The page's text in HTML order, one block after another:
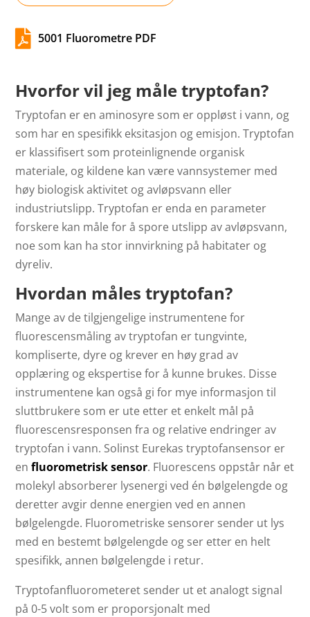
 5001 Fluorometre PDF
Hvorfor vil jeg måle tryptofan?
Tryptofan er en aminosyre som er oppløst i vann, og
som har en spesifikk eksitasjon og emisjon. Tryptofan
er klassifisert som proteinlignende organisk
materiale, og kildene kan være vannsystemer med
høy biologisk aktivitet og avløpsvann eller
industriutslipp. Tryptofan er enda en parameter
forskere kan måle for å spore utslipp av avløpsvann,
noe som kan ha stor innvirkning på habitater og
dyreliv.
Hvordan måles tryptofan?
Mange av de tilgjengelige instrumentene for
fluorescensmåling av tryptofan er tungvinte,
kompliserte, dyre og krever en høy grad av
opplæring og ekspertise for å kunne brukes. Disse
instrumentene kan også gi for mye informasjon til
sluttbrukere som er ute etter et enkelt mål på
fluorescensresponsen fra og relative endringer av
tryptofan i vann. Solinst Eurekas tryptofansensor er
enfluorometrisk sensor. Fluorescens oppstår når et
molekyl absorberer lysenergi ved én bølgelengde og
deretter avgir denne energien ved en annen
bølgelengde. Fluorometriske sensorer sender ut lys
med en bestemt bølgelengde og ser etter en helt
spesifikk, annen bølgelengde i retur.
Tryptofanfluorometeret sender ut et analogt signal
på 0-5 volt som er proporsjonalt med